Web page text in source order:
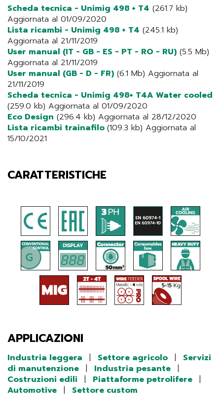
Scheda tecnica - Unimig 498 + T4 (261.7 kb)
Aggiornata al 01/09/2020
Lista ricambi - Unimig 498 + T4 (245.1 kb)
Aggiornata al 21/11/2019
User manual (IT - GB - ES - PT - RO - RU) (5.5 Mb)
Aggiornata al 21/11/2019
User manual (GB - D - FR) (6.1 Mb) Aggiornata al
21/11/2019
Scheda tecnica - Unimig 498+ T4A Water cooled
(259.0 kb) Aggiornata al 01/09/2020
Eco Design (296.4 kb) Aggiornata al 28/12/2020
Lista ricambi trainafilo (109.3 kb) Aggiornata al
15/10/2021
CARATTERISTICHE
APPLICAZIONI
Industria leggera | Settore agricolo |
Servizi
di manutenzione | Industria pesante |
Costruzioni edili
| Piattaforme petrolifere |
Automotive | Settore custom